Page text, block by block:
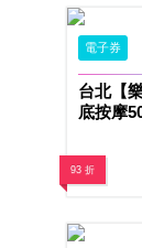
電子券
台北【
底按摩
93 折